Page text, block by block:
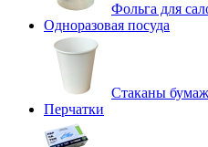
Фольга для
Одноразовая посуда
Стаканы
Перчатки